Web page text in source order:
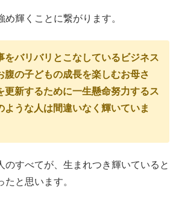
め輝くことに繋がります。
をバリバリとこなしているビジネス
腹の子どもの成長を楽しむお母さ
更新するために一生懸命努力するス
ような人は間違いなく輝いていま
のすべてが、生まれつき輝いていると
と思います。